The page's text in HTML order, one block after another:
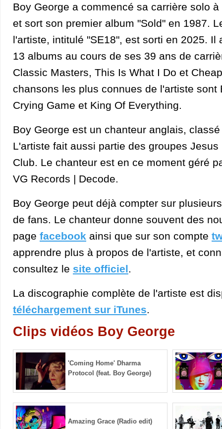
Boy George a commencé sa carrière solo
et sort son premier album "Sold" en 1987.
l'artiste, intitulé "SE18", est sorti en 2025. Il
13 albums au cours de ses 39 ans de
Classic Masters, This Is What I Do et
chansons les plus connues de l'artiste sont
Crying Game et King Of Everything.
Boy George est un chanteur anglais,
L'artiste fait aussi partie des groupes Jesus
Club. Le chanteur est en ce moment géré
VG Records | Decode.
Boy George peut déjà compter sur
de fans. Le chanteur donne souvent des
page facebook ainsi que sur son compte
apprendre plus à propos de l'artiste, et
consultez le site officiel.
La discographie complète de l'artiste est
téléchargement sur iTunes.
Clips vidéos Boy George
'Coming Home' Dharma
Protocol (feat. Boy George)
Amazing Grace (Radio edit)